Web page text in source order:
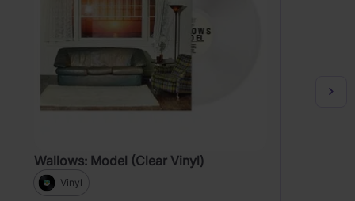
Wallows: Model (Clear Vinyl)
Vinyl